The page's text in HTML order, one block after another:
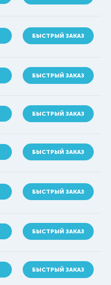
БЫСТРЫЙ ЗАКАЗ
БЫСТРЫЙ ЗАКАЗ
БЫСТРЫЙ ЗАКАЗ
БЫСТРЫЙ ЗАКАЗ
БЫСТРЫЙ ЗАКАЗ
БЫСТРЫЙ ЗАКАЗ
БЫСТРЫЙ ЗАКАЗ